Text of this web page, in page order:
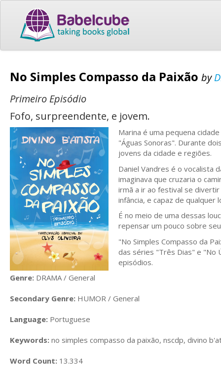
No Simples Compasso da Paixão by
Primeiro Episódio
Fofo, surpreendente, e jovem.
Marina é uma pequena
"Águas Sonoras". Durante
jovens da cidade e regiões.
Daniel Vandres é o vocalista
imaginava que cruzaria o
irmã a ir ao festival se
infância, e capaz de qualquer
É no meio de uma dessas
repensar um pouco sobre
"No Simples Compasso da
das séries "Três Dias" e "No
episódios.
Genre: DRAMA / General
Secondary Genre: HUMOR / General
Language: Portuguese
Keywords: no simples compasso da paixão, nscdp, divino
Word Count: 13.334